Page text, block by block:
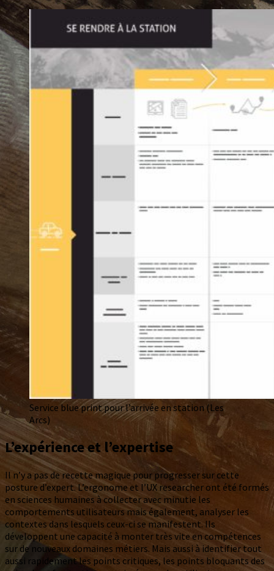
Service blue print pour l’arrivée en station (Les
Arcs)
L’expérience et l’expertise
Il n’y a pas de recette magique pour progresser sur cette
posture d’expert. L’ergonome et l’UX researcher ont été formés
en sciences humaines à collecter avec minutie les
comportements utilisateurs mais également, analyser les
contextes dans lesquels ceux-ci se manifestent. Ils
développent une capacité à monter très vite en compétences
sur de nouveaux domaines métiers. Mais aussi à identifier tout
aussi rapidement les points critiques, les points bloquants des